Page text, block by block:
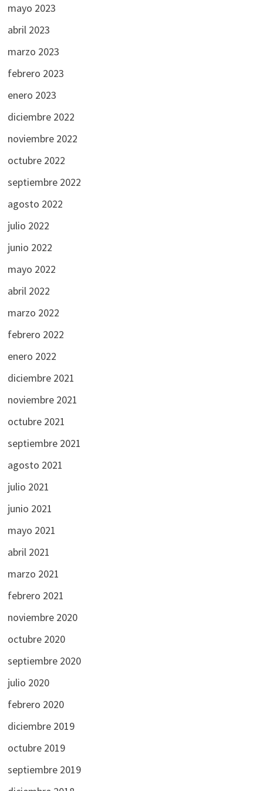
mayo 2023
abril 2023
marzo 2023
febrero 2023
enero 2023
diciembre 2022
noviembre 2022
octubre 2022
septiembre 2022
agosto 2022
julio 2022
junio 2022
mayo 2022
abril 2022
marzo 2022
febrero 2022
enero 2022
diciembre 2021
noviembre 2021
octubre 2021
septiembre 2021
agosto 2021
julio 2021
junio 2021
mayo 2021
abril 2021
marzo 2021
febrero 2021
noviembre 2020
octubre 2020
septiembre 2020
julio 2020
febrero 2020
diciembre 2019
octubre 2019
septiembre 2019